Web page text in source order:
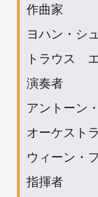
作曲家
ヨハン・シ
トラウス
演奏者
アントーン
オーケストラ
ウィーン・
指揮者